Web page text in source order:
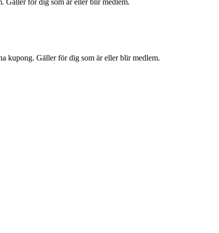
kupong. Gäller för dig som är eller blir medlem.